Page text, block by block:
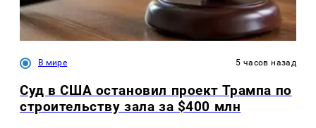
В мире 5 часов назад
Суд в США остановил проект Трампа по
строительству зала за $400 млн